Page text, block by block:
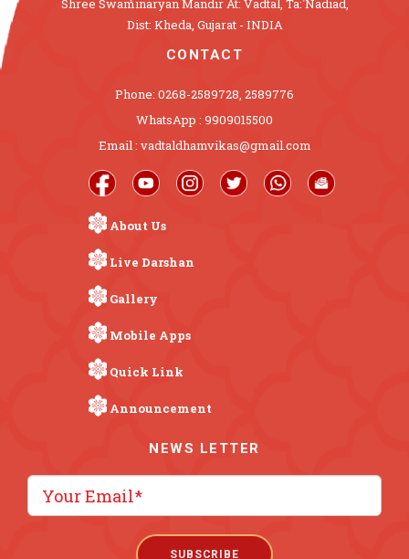
Shree Swaminaryan Mandir At: Vadtal, Ta: Nadiad,
Dist: Kheda, Gujarat - INDIA
CONTACT
Phone: 0268-2589728, 2589776
WhatsApp : 9909015500
Email : vadtaldhamvikas@gmail.com
About Us
Live Darshan
Gallery
Mobile Apps
Quick Link
Announcement
NEWS LETTER